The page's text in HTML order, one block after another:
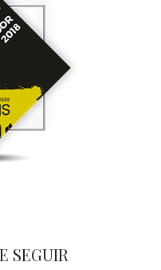
SEGUIR